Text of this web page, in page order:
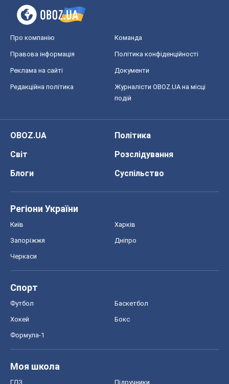
Про компанію Команда
Правова інформація Політика конфіденційності
Реклама на сайті Документи
Редакційна політика
Журналісти OBOZ.UA на місці
подій
OBOZ.UA
Політика
Світ
Розслідування
Блоги
Суспільство
Регіони України
Київ Харків
Запоріжжя Дніпро
Черкаси
Спорт
Футбол Баскетбол
Хокей Бокс
Формула-1
Моя школа
ГДЗ Підручники